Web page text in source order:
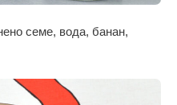
семе, вода, банан,